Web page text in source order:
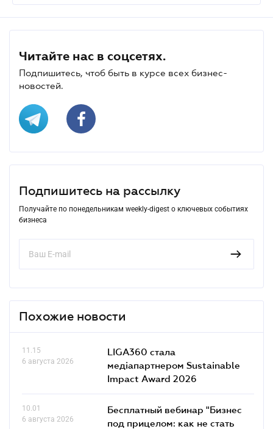
Читайте нас в соцсетях.
Подпишитесь, чтоб быть в курсе всех бизнес-
новостей.
Подпишитесь на рассылку
Получайте по понедельникам weekly-digest о ключевых событиях
бизнеса
Похожие новости
11.15
6 августа 2026
LIGA360 стала
медіапартнером Sustainable
Impact Award 2026
10.01
6 августа 2026
Бесплатный вебинар "Бизнес
под прицелом: как не стать